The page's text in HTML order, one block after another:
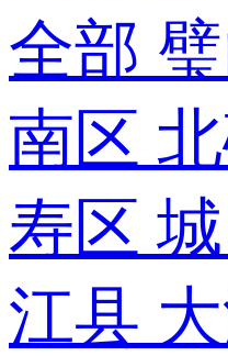
全部
南区
寿区
江县